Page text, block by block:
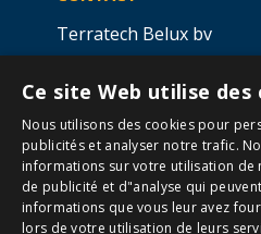
Terratech Belux bv
boîte 5,9000 GAND
info@allterra-belux.com
BE1009.467.122
Ce site Web utilise des
Nous utilisons des cookies pour
publicités et analyser notre trafic.
informations sur votre utilisation de
de publicité et d"analyse qui
informations que vous leur avez
lors de votre utilisation de leurs